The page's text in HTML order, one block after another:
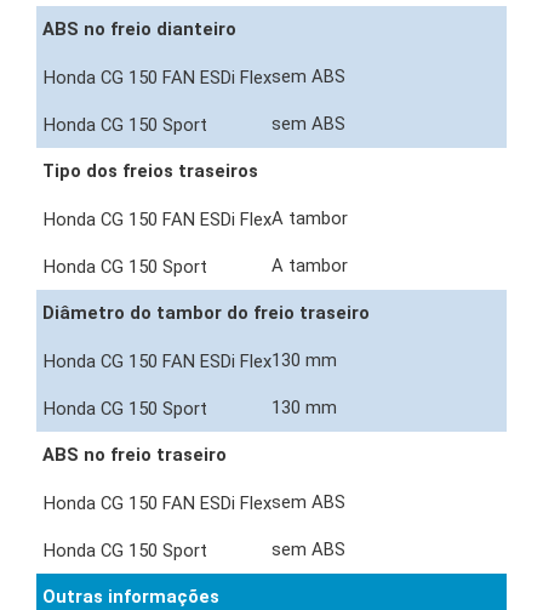
ABS no freio dianteiro
sem ABS
sem ABS
Tipo dos freios traseiros
A tambor
A tambor
Diâmetro do tambor do freio traseiro
130 mm
130 mm
ABS no freio traseiro
sem ABS
sem ABS
Outras informações